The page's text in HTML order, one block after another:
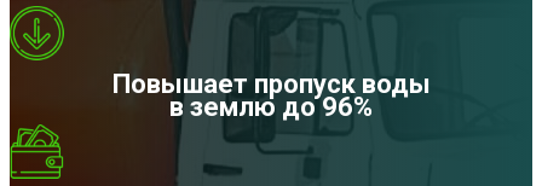
Повышает пропуск воды
в землю до 96%